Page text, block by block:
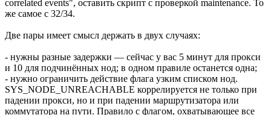
correlated events", оставить скрипт с проверкой maintenance. То
же самое с 32/34.
Две пары имеет смысл держать в двух случаях:
- нужны разные задержки — сейчас у вас 5 минут для прокси
и 10 для подчинённых нод; в одном правиле останется одна;
- нужно ограничить действие флага узким списком нод.
SYS_NODE_UNREACHABLE коррелируется не только при
падении прокси, но и при падении маршрутизатора или
коммутатора на пути. Правило с флагом, охватывающее все